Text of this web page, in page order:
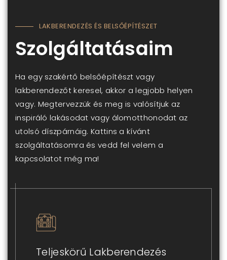
LAKBERENDEZÉS ÉS BELSŐÉPÍTÉSZET
Szolgáltatásaim
Ha egy szakértő belsőépítészt vagy
lakberendezőt keresel, akkor a legjobb helyen
vagy. Megtervezzük és meg is valósítjuk az
inspiráló lakásodat vagy álomotthonodat az
utolsó díszpárnáig. Kattins a kívánt
szolgáltatásomra és vedd fel velem a
kapcsolatot még ma!
Teljeskörű Lakberendezés